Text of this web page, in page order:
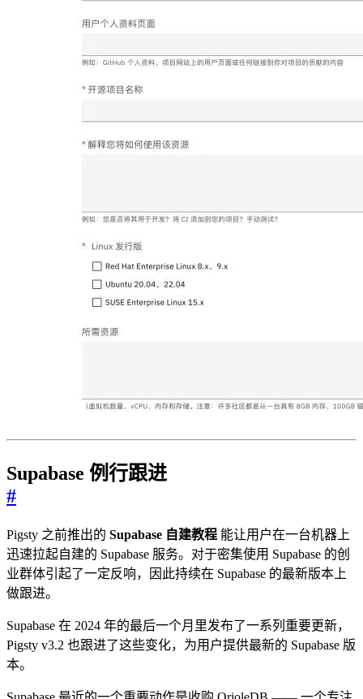
Supabase 例行跟进
#
Pigsty 之前推出的 Supabase 自建教程 能让用户在一台机器上
迅速拉起自建的 Supabase 服务。对于密集使用 Supabase 的创
业群体引起了一定反响，因此持续在 Supabase 的最新版本上
做跟进。
Supabase 在 2024 年的最后一个月里发布了一系列重要更新，
Pigsty v3.2 也跟进了这些变化，为用户提供最新的 Supabase 版
本。